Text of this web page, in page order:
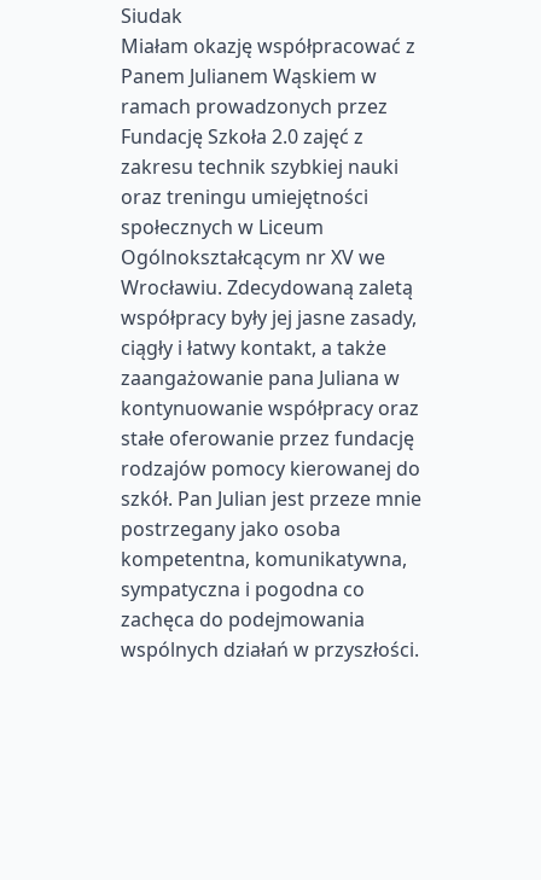
Siudak
Miałam okazję współpracować z
Panem Julianem Wąskiem w
ramach prowadzonych przez
Fundację Szkoła 2.0 zajęć z
zakresu technik szybkiej nauki
oraz treningu umiejętności
społecznych w Liceum
Ogólnokształcącym nr XV we
Wrocławiu. Zdecydowaną zaletą
współpracy były jej jasne zasady,
ciągły i łatwy kontakt, a także
zaangażowanie pana Juliana w
kontynuowanie współpracy oraz
stałe oferowanie przez fundację
rodzajów pomocy kierowanej do
szkół. Pan Julian jest przeze mnie
postrzegany jako osoba
kompetentna, komunikatywna,
sympatyczna i pogodna co
zachęca do podejmowania
wspólnych działań w przyszłości.